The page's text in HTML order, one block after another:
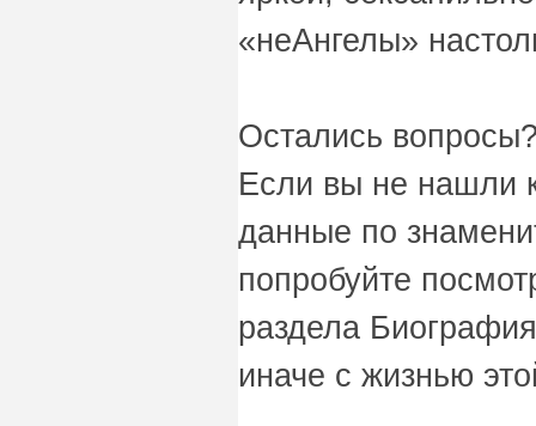
«неАнгелы»
Остались
Если вы не нашли
данные по
попробуйте
раздела
иначе с жизнью